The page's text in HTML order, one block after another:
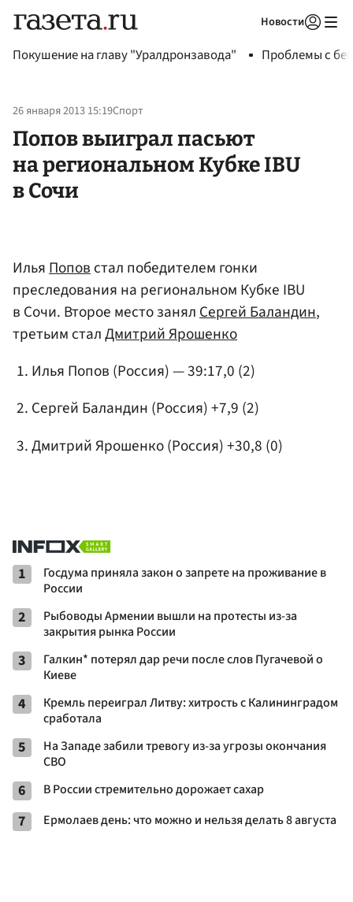
Новости
Покушение на главу "Уралдронзавода" Проблемы с
26 января 2013 15:19Спорт
Попов выиграл пасьют
на региональном Кубке IBU
в Сочи
ИльяПоповстал победителем гонки
преследования на региональном Кубке IBU
в Сочи. Второе место занялСергей Баландин,
третьим сталДмитрий Ярошенко
Илья Попов (Россия) — 39:17,0 (2)
Сергей Баландин (Россия) +7,9 (2)
Дмитрий Ярошенко (Россия) +30,8 (0)
1
Госдума приняла закон о запрете на проживание в
России
2
Рыбоводы Армении вышли на протесты из-за
закрытия рынка России
3
Галкин* потерял дар речи после слов Пугачевой о
Киеве
4
Кремль переиграл Литву: хитрость с Калининградом
сработала
5
На Западе забили тревогу из-за угрозы окончания
СВО
6 В России стремительно дорожает сахар
7 Ермолаев день: что можно и нельзя делать 8 августа